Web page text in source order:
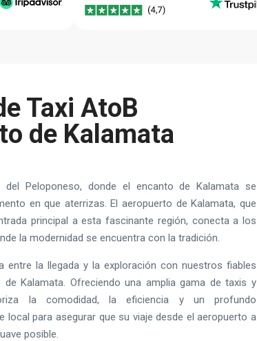
Taxi AtoB
de Kalamata
del Peloponeso, donde el encanto de Kalamata se
en que aterrizas. El aeropuerto de Kalamata, que
principal a esta fascinante región, conecta a los
la modernidad se encuentra con la tradición.
entre la llegada y la exploración con nuestros fiables
Kalamata. Ofreciendo una amplia gama de taxis y
la comodidad, la eficiencia y un profundo
local para asegurar que su viaje desde el aeropuerto a
posible.